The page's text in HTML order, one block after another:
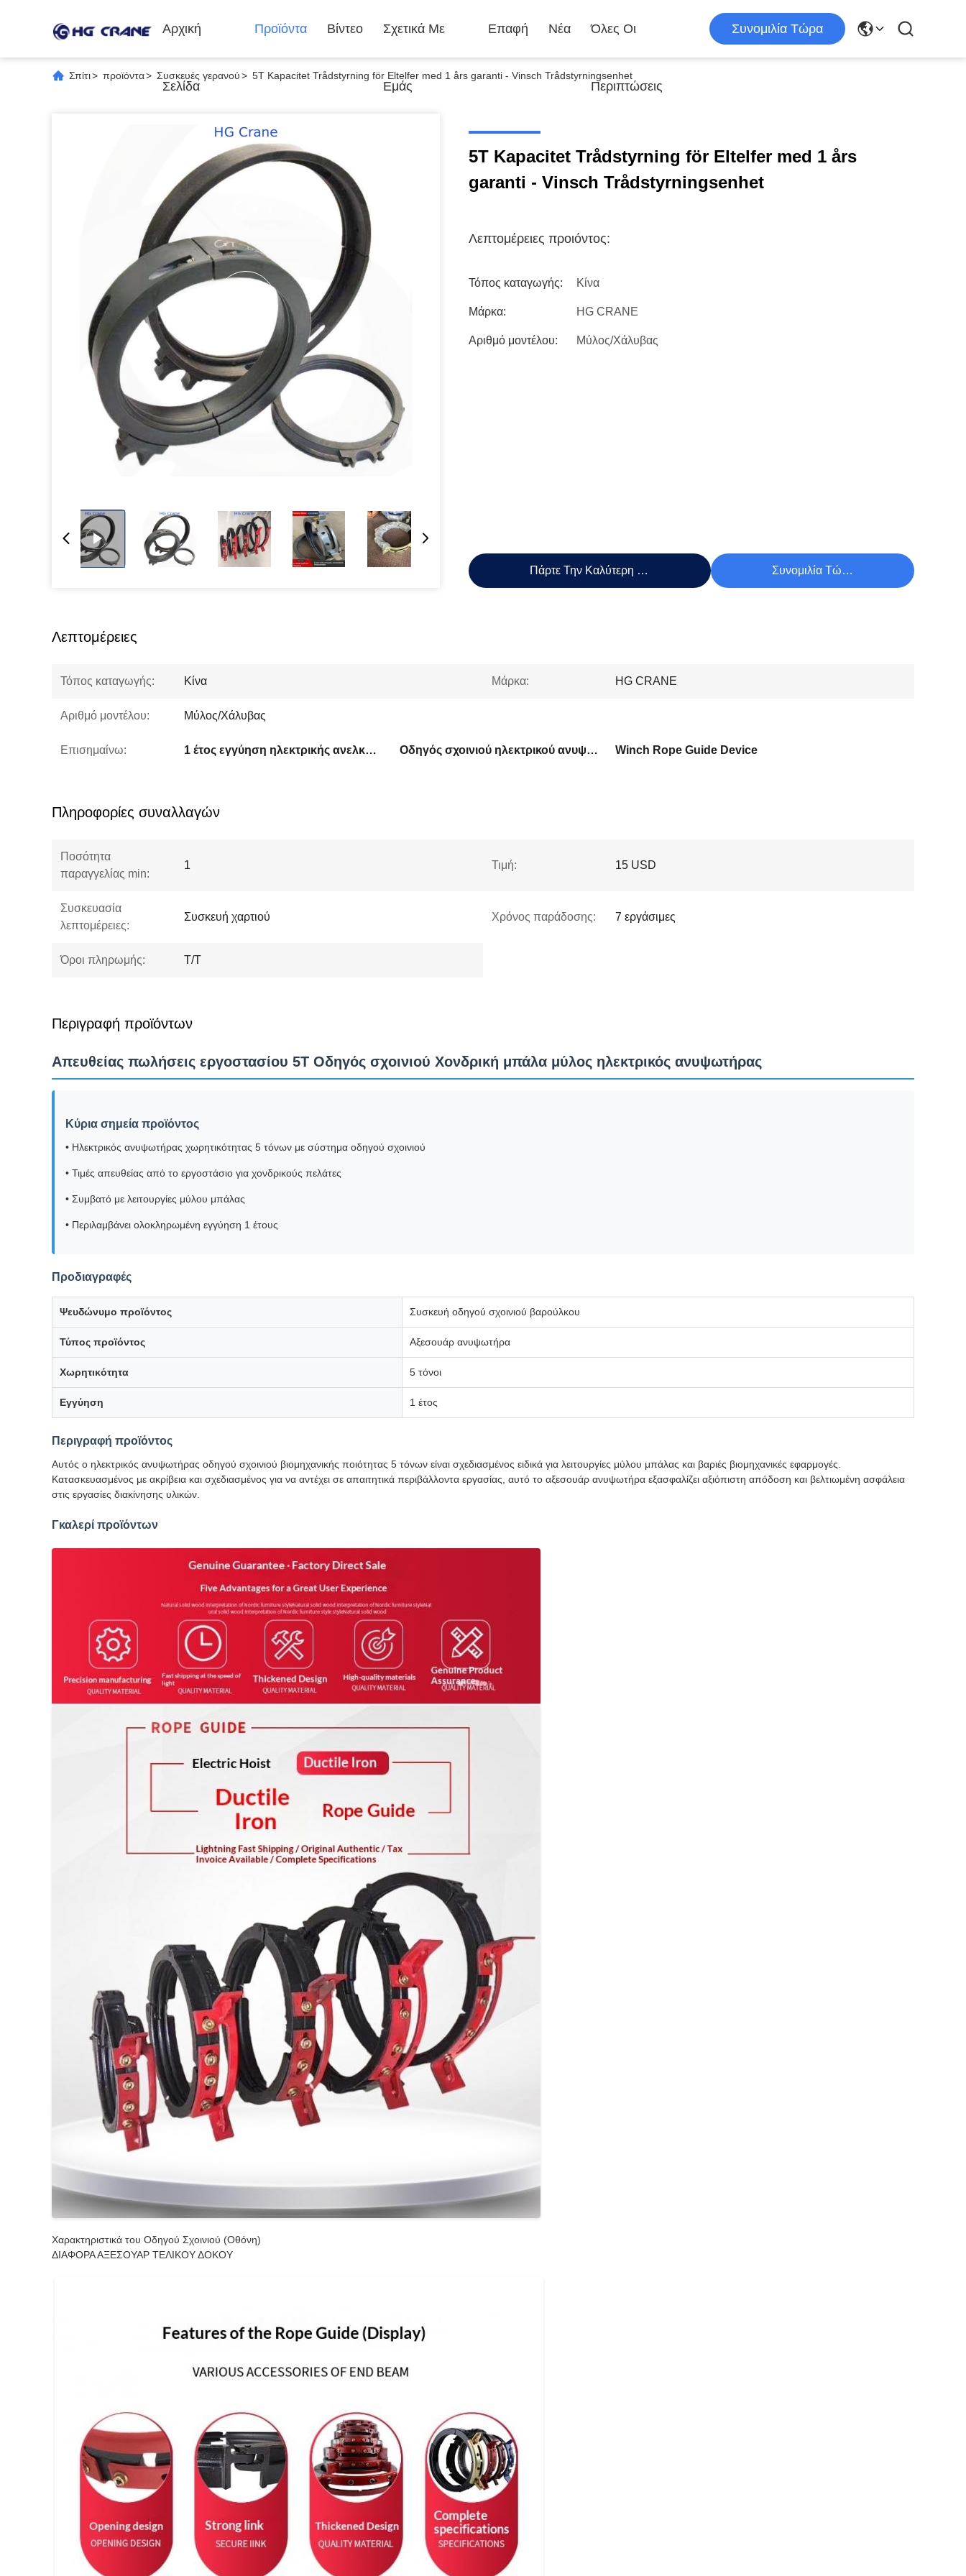
Αρχική
Σελίδα
Προϊόντα Βίντεο Σχετικά Με
Εμάς
Επαφή Νέα Όλες Οι
Περιπτώσεις
Συνομιλία Τώρα
Σπίτι> προϊόντα> Συσκευές γερανού> 5T Kapacitet Trådstyrning för Eltelfer med 1 års garanti - Vinsch Trådstyrningsenhet
5T Kapacitet Trådstyrning för Eltelfer med 1 års
garanti - Vinsch Trådstyrningsenhet
Λεπτομέρειες προιόντος:
Τόπος καταγωγής: Κίνα
Μάρκα: HG CRANE
Αριθμό μοντέλου: Μύλος/Χάλυβας
Πάρτε Την Καλύτερη Τιμή Συνομιλία Τώρα
Λεπτομέρειες
Τόπος καταγωγής: Κίνα Μάρκα: HG CRANE
Αριθμό μοντέλου: Μύλος/Χάλυβας
Επισημαίνω: 1 έτος εγγύηση ηλεκτρικής ανελκυστήρας Οδηγός σχοινιού ηλεκτρικού ανυψωτικού Winch Rope Guide Device
Πληροφορίες συναλλαγών
Ποσότητα
παραγγελίας min:
1 Τιμή: 15 USD
Συσκευασία
λεπτομέρειες:
Συσκευή χαρτιού Χρόνος παράδοσης: 7 εργάσιμες
Όροι πληρωμής: T/T
Περιγραφή προϊόντων
Απευθείας πωλήσεις εργοστασίου 5T Οδηγός σχοινιού Χονδρική μπάλα μύλος ηλεκτρικός ανυψωτήρας
Κύρια σημεία προϊόντος
• Ηλεκτρικός ανυψωτήρας χωρητικότητας 5 τόνων με σύστημα οδηγού σχοινιού
• Τιμές απευθείας από το εργοστάσιο για χονδρικούς πελάτες
• Συμβατό με λειτουργίες μύλου μπάλας
• Περιλαμβάνει ολοκληρωμένη εγγύηση 1 έτους
Προδιαγραφές
Ψευδώνυμο προϊόντος Συσκευή οδηγού σχοινιού βαρούλκου
Τύπος προϊόντος Αξεσουάρ ανυψωτήρα
Χωρητικότητα 5 τόνοι
Εγγύηση 1 έτος
Περιγραφή προϊόντος
Αυτός ο ηλεκτρικός ανυψωτήρας οδηγού σχοινιού βιομηχανικής ποιότητας 5 τόνων είναι σχεδιασμένος ειδικά για λειτουργίες μύλου μπάλας και βαριές βιομηχανικές εφαρμογές.
Κατασκευασμένος με ακρίβεια και σχεδιασμένος για να αντέχει σε απαιτητικά περιβάλλοντα εργασίας, αυτό το αξεσουάρ ανυψωτήρα εξασφαλίζει αξιόπιστη απόδοση και βελτιωμένη ασφάλεια
στις εργασίες διακίνησης υλικών.
Γκαλερί προϊόντων
Χαρακτηριστικά του Οδηγού Σχοινιού (Οθόνη)
ΔΙΑΦΟΡΑ ΑΞΕΣΟΥΑΡ ΤΕΛΙΚΟΥ ΔΟΚΟΥ